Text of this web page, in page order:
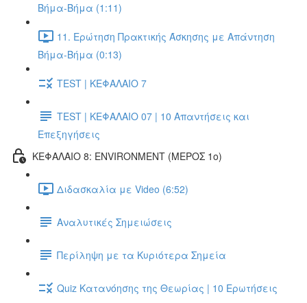
Βήμα-Βήμα (1:11)
11. Ερώτηση Πρακτικής Άσκησης με Απάντηση
Βήμα-Βήμα (0:13)
TEST | ΚΕΦΑΛΑΙΟ 7
TEST | ΚΕΦΑΛΑΙΟ 07 | 10 Απαντήσεις και
Επεξηγήσεις
ΚΕΦΑΛΑΙΟ 8: ENVIRONMENT (ΜΕΡΟΣ 1o)
Διδασκαλία με Video (6:52)
Αναλυτικές Σημειώσεις
Περίληψη με τα Κυριότερα Σημεία
Quiz Κατανόησης της Θεωρίας | 10 Ερωτήσεις